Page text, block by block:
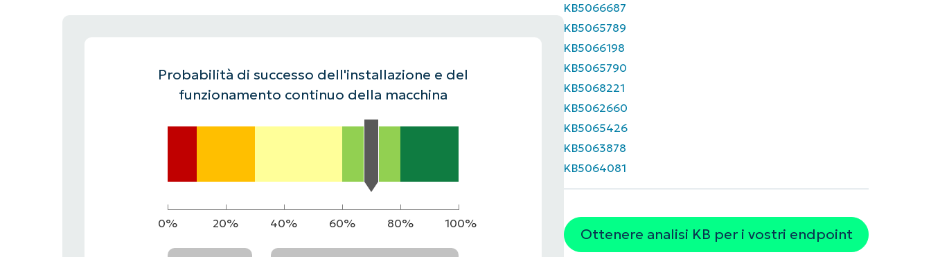
Probabilità di successo dell'installazione e del
funzionamento continuo della macchina
0% 20% 40% 60% 80% 100%
KB5066687
KB5065789
KB5066198
KB5065790
KB5068221
KB5062660
KB5065426
KB5063878
KB5064081
Ottenere analisi KB per i vostri endpoint